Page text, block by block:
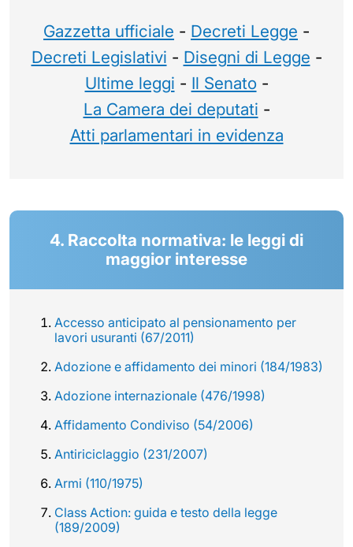
Gazzetta ufficiale - Decreti Legge -
Decreti Legislativi - Disegni di Legge -
Ultime leggi - Il Senato-
La Camera dei deputati -
Atti parlamentari in evidenza
4. Raccolta normativa: le leggi di
maggior interesse
Accesso anticipato al pensionamento per
lavori usuranti (67/2011)
Adozione e affidamento dei minori (184/1983)
Adozione internazionale (476/1998)
Affidamento Condiviso (54/2006)
Antiriciclaggio (231/2007)
Armi (110/1975)
Class Action: guida e testo della legge
(189/2009)